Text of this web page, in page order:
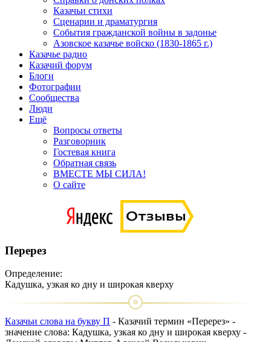
Казачьи стихи
Сценарии и драматургия
События гражданской войны в задонье
Азовское казачье войско (1830-1865 г.)
Казачье радио
Казачий форум
Блоги
Фотографии
Сообщества
Люди
Ещё
Вопросы ответы
Разговорник
Гостевая книга
Обратная связь
ВМЕСТЕ МЫ СИЛА!
О сайте
Перерез
Определение:
Кадушка, узкая ко дну и широкая кверху
Казачьи слова на букву П - Казачий термин «Перерез» -
значение слова: Кадушка, узкая ко дну и широкая кверху -